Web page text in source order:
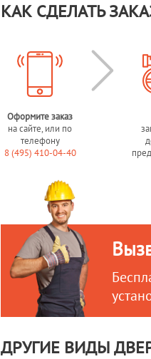
КАК СДЕЛАТЬ
Оформите заказ
на сайте, или по
телефону
8 (495) 410-04-40
ДРУГИЕ ВИДЫ